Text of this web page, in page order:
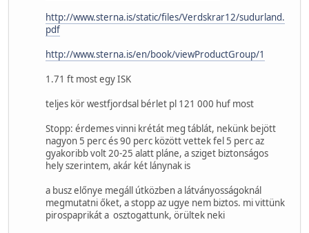
http://www.sterna.is/static/files/Verdskrar12/sudurland.
pdf
http://www.sterna.is/en/book/viewProductGroup/1
1.71 ft most egy ISK
teljes kör westfjordsal bérlet pl 121 000 huf most
Stopp: érdemes vinni krétát meg táblát, nekünk bejött
nagyon 5 perc és 90 perc között vettek fel 5 perc az
gyakoribb volt 20-25 alatt pláne, a sziget biztonságos
hely szerintem, akár két lánynak is
a busz előnye megáll útközben a látványosságoknál
megmutatni őket, a stopp az ugye nem biztos. mi vittünk
pirospaprikát a osztogattunk, örültek neki